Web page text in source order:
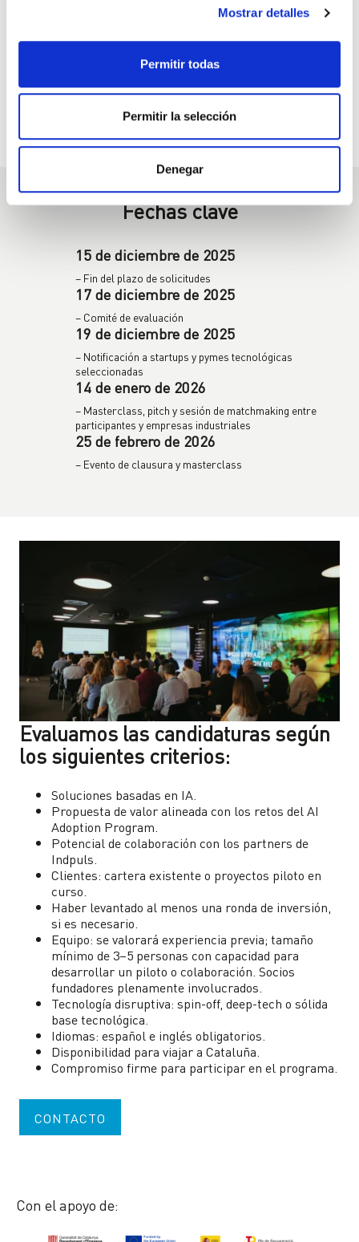
Mostrar detalles
Permitir todas
Permitir la selección
Denegar
cada una recibirá un premio en metálico de 3.000 €,
además de acompañamiento especializado para
desarrollar su piloto con socios industriales. El
programa ofrece la estructura, la experiencia y el
seguimiento necesarios para validar y acelerar el
proyecto en un entorno industrial.
Fechas clave
15 de diciembre de 2025
– Fin del plazo de solicitudes
17 de diciembre de 2025
– Comité de evaluación
19 de diciembre de 2025
– Notificación a startups y pymes tecnológicas
seleccionadas
14 de enero de 2026
– Masterclass, pitch y sesión de matchmaking entre
participantes y empresas industriales
25 de febrero de 2026
– Evento de clausura y masterclass
Evaluamos las candidaturas según
los siguientes criterios:
Soluciones basadas en IA.
Propuesta de valor alineada con los retos del AI
Adoption Program.
Potencial de colaboración con los partners de
Indpuls.
Clientes: cartera existente o proyectos piloto en
curso.
Haber levantado al menos una ronda de inversión,
si es necesario.
Equipo: se valorará experiencia previa; tamaño
mínimo de 3–5 personas con capacidad para
desarrollar un piloto o colaboración. Socios
fundadores plenamente involucrados.
Tecnología disruptiva: spin-off, deep-tech o sólida
base tecnológica.
Idiomas: español e inglés obligatorios.
Disponibilidad para viajar a Cataluña.
Compromiso firme para participar en el programa.
CONTACTO
Con el apoyo de: